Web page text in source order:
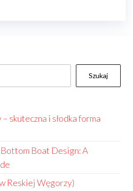
Szukaj
skuteczna i słodka forma
Boat Design: A
Reskiej Węgorzy)